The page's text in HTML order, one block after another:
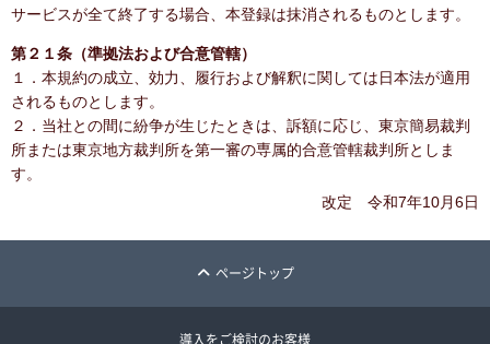
サービスが全て終了する場合、本登録は抹消されるものとします。
第２１条（準拠法および合意管轄）
１．本規約の成立、効力、履行および解釈に関しては日本法が適用
されるものとします。
２．当社との間に紛争が生じたときは、訴額に応じ、東京簡易裁判
所または東京地方裁判所を第一審の専属的合意管轄裁判所としま
す。
改定 令和7年10月6日
ページトップ
導入をご検討のお客様